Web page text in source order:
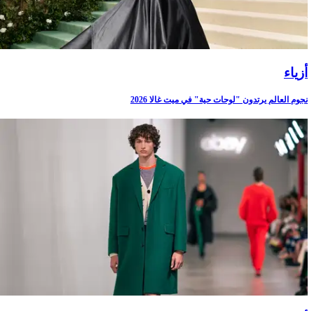
أزياء
نجوم العالم يرتدون "لوحات حية" في ميت غالا 2026